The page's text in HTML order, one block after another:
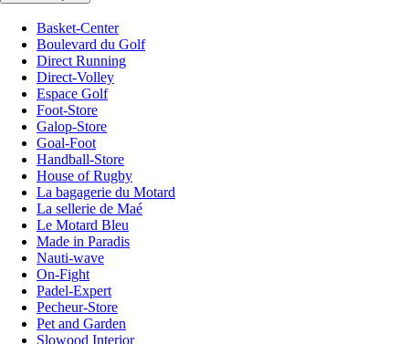
Basket-Center
Boulevard du Golf
Direct Running
Direct-Volley
Espace Golf
Foot-Store
Galop-Store
Goal-Foot
Handball-Store
House of Rugby
La bagagerie du Motard
La sellerie de Maé
Le Motard Bleu
Made in Paradis
Nauti-wave
On-Fight
Padel-Expert
Pecheur-Store
Pet and Garden
Slowood Interior